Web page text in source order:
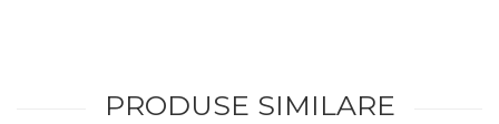
PRODUSE SIMILARE